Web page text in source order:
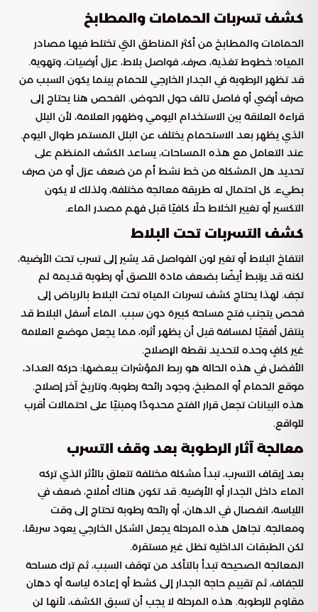
كشف تسربات الحمامات والمطابخ
الحمامات والمطابخ من أكثر المناطق التي تختلط فيها مصادر
المياه؛ خطوط تغذية، صرف، فواصل بلاط، عزل أرضيات، وتهوية.
قد تظهر الرطوبة في الجدار الخارجي للحمام بينما يكون السبب من
صرف أرضي أو فاصل تالف حول الحوض. الفحص هنا يحتاج إلى
قراءة العلاقة بين الاستخدام اليومي وظهور العلامة، لأن البلل
الذي يظهر بعد الاستحمام يختلف عن البلل المستمر طوال اليوم.
عند التعامل مع هذه المساحات، يساعد الكشف المنظم على
تحديد هل المشكلة من خط نشط أم من ضعف عزل أو من صرف
بطيء. كل احتمال له طريقة معالجة مختلفة، ولذلك لا يكون
التكسير أو تغيير الخلاط حلًا كافيًا قبل فهم مصدر الماء.
كشف التسربات تحت البلاط
انتفاخ البلاط أو تغير لون الفواصل قد يشير إلى تسرب تحت الأرضية،
لكنه قد يرتبط أيضًا بضعف مادة اللصق أو رطوبة قديمة لم
تجف. لهذا يحتاج كشف تسربات المياه تحت البلاط بالرياض إلى
فحص يتجنب فتح مساحة كبيرة دون سبب. الماء أسفل البلاط قد
ينتقل أفقيًا لمسافة قبل أن يظهر أثره، مما يجعل موضع العلامة
غير كافٍ وحده لتحديد نقطة الإصلاح.
الأفضل في هذه الحالة هو ربط المؤشرات ببعضها: حركة العداد،
موقع الحمام أو المطبخ، وجود رائحة رطوبة، وتاريخ آخر إصلاح.
هذه البيانات تجعل قرار الفتح محدودًا ومبنيًا على احتمالات أقرب
للواقع.
معالجة آثار الرطوبة بعد وقف التسرب
بعد إيقاف التسرب، تبدأ مشكلة مختلفة تتعلق بالأثر الذي تركه
الماء داخل الجدار أو الأرضية. قد تكون هناك أملاح، ضعف في
اللياسة، انفصال في الدهان، أو رائحة رطوبة تحتاج إلى وقت
ومعالجة. تجاهل هذه المرحلة يجعل الشكل الخارجي يعود سريعًا،
لكن الطبقات الداخلية تظل غير مستقرة.
المعالجة الصحيحة تبدأ بالتأكد من توقف السبب، ثم ترك مساحة
للجفاف، ثم تقييم حاجة الجدار إلى كشط أو إعادة لياسة أو دهان
مقاوم للرطوبة. هذه المرحلة لا يجب أن تسبق الكشف، لأنها لن